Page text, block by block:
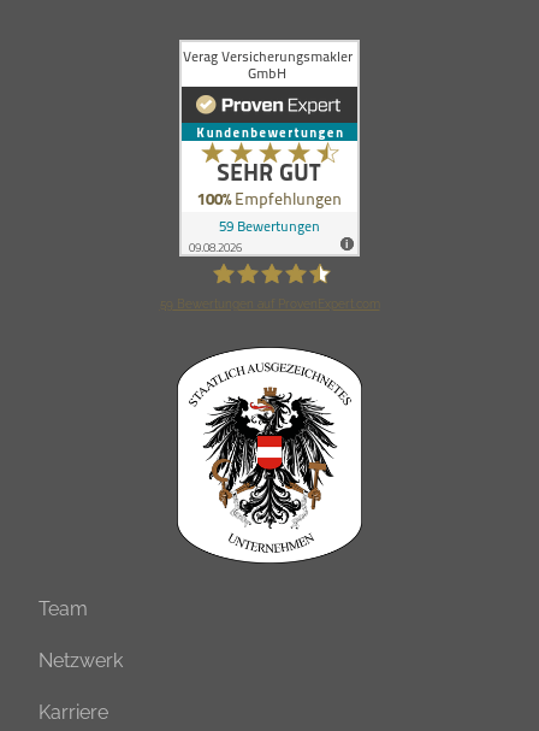
Verag Versicherungsmakler GmbH
Bewertungen auf ProvenExpert.com
Team
Netzwerk
Karriere